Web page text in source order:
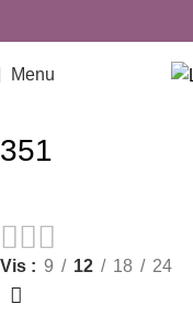
Menu
351
Vis 9 12 18 24